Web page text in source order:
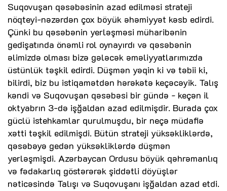
Suqovuşan qəsəbəsinin azad edilməsi strateji
nöqteyi-nəzərdən çox böyük əhəmiyyət kəsb edirdi.
Çünki bu qəsəbənin yerləşməsi müharibənin
gedişatında önəmli rol oynayırdı və qəsəbənin
əlimizdə olması bizə gələcək əməliyyatlarımızda
üstünlük təşkil edirdi. Düşmən yəqin ki və təbii ki,
bilirdi, biz bu istiqamətdən hərəkətə keçəcəyik. Talış
kəndi və Suqovuşan qəsəbəsi bir gündə - keçən il
oktyabrın 3-də işğaldan azad edilmişdir. Burada çox
güclü istehkamlar qurulmuşdu, bir neçə müdafiə
xətti təşkil edilmişdi. Bütün strateji yüksəkliklərdə,
qəsəbəyə gedən yüksəkliklərdə düşmən
yerləşmişdi. Azərbaycan Ordusu böyük qəhrəmanlıq
və fədakarlıq göstərərək şiddətli döyüşlər
nəticəsində Talışı və Suqovuşanı işğaldan azad etdi.